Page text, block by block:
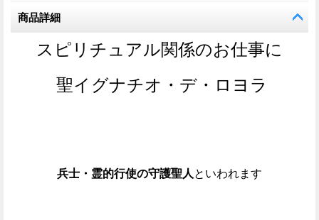
商品詳細
スピリチュアル関係のお仕事に
聖イグナチオ・デ・ロヨラ
兵士・霊的行使の守護聖人 といわれます